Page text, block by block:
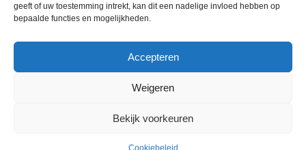
geeft of uw toestemming intrekt, kan dit een nadelige invloed hebben op
bepaalde functies en mogelijkheden.
Accepteren
Weigeren
Bekijk voorkeuren
Cookiebeleid
professionele website? PP Digital helpt je online